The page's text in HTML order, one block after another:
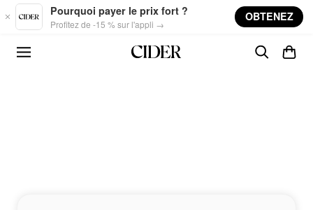
Skip to main content
Pourquoi payer le prix fort ?
Profitez de -15 % sur l'appli →
OBTENEZ